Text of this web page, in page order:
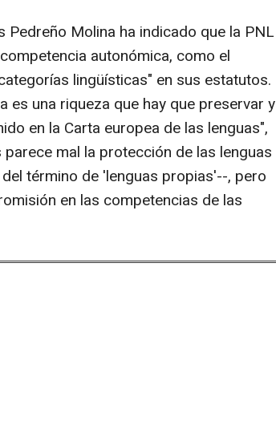
Molina ha indicado que la PNL
autonómica, como el
lingüísticas" en sus estatutos.
es una riqueza que hay que preservar y
en la Carta europea de las lenguas",
mal la protección de las lenguas
término de 'lenguas propias'--, pero
en las competencias de las